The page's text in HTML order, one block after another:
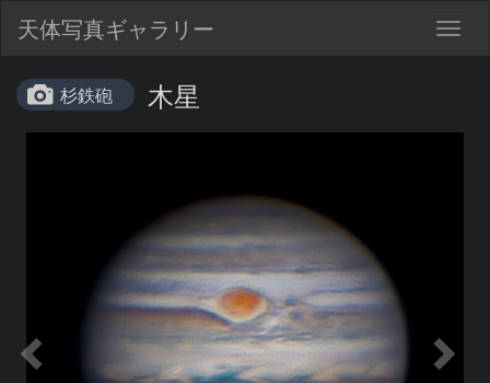
天体写真ギャラリー
杉鉄砲 木星